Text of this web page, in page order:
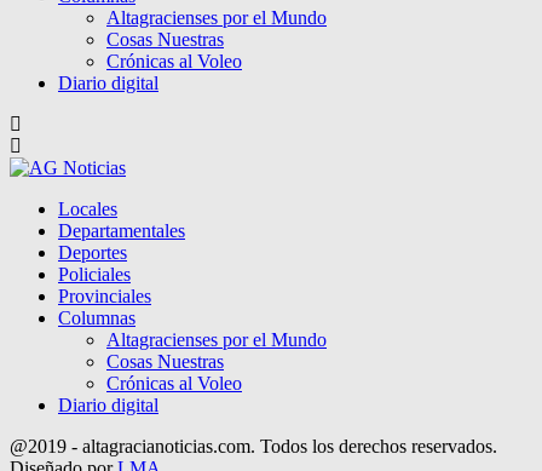
Altagracienses por el Mundo
Cosas Nuestras
Crónicas al Voleo
Diario digital
Locales
Departamentales
Deportes
Policiales
Provinciales
Columnas
Altagracienses por el Mundo
Cosas Nuestras
Crónicas al Voleo
Diario digital
@2019 - altagracianoticias.com. Todos los derechos reservados.